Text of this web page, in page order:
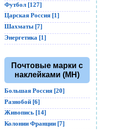
Футбол [127]
Царская Россия [1]
Шахматы [7]
Энергетика [1]
Почтовые марки с
наклейками (MH)
Большая Россия [20]
Разнобой [6]
Живопись [14]
Колонии Франции [7]